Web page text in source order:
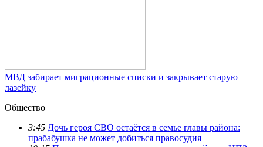
МВД забирает миграционные списки и закрывает старую
лазейку
Общество
3:45 Дочь героя СВО остаётся в семье главы района:
прабабушка не может добиться правосудия